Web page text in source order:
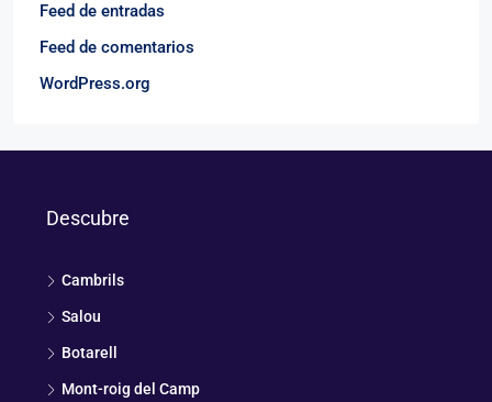
Feed de entradas
Feed de comentarios
WordPress.org
Descubre
Cambrils
Salou
Botarell
Mont-roig del Camp